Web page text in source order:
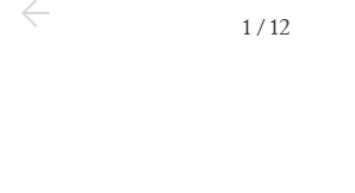
1 /12